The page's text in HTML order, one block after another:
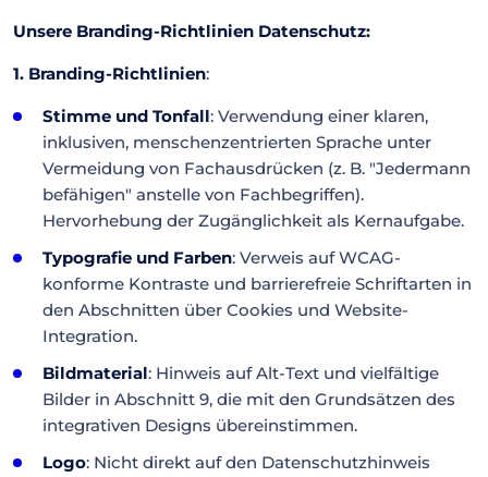
Unsere Branding-Richtlinien Datenschutz:
1. Branding-Richtlinien:
Stimme und Tonfall: Verwendung einer klaren,
inklusiven, menschenzentrierten Sprache unter
Vermeidung von Fachausdrücken (z. B. "Jedermann
befähigen" anstelle von Fachbegriffen).
Hervorhebung der Zugänglichkeit als Kernaufgabe.
Typografie und Farben: Verweis auf WCAG-
konforme Kontraste und barrierefreie Schriftarten in
den Abschnitten über Cookies und Website-
Integration.
Bildmaterial: Hinweis auf Alt-Text und vielfältige
Bilder in Abschnitt 9, die mit den Grundsätzen des
integrativen Designs übereinstimmen.
Logo: Nicht direkt auf den Datenschutzhinweis